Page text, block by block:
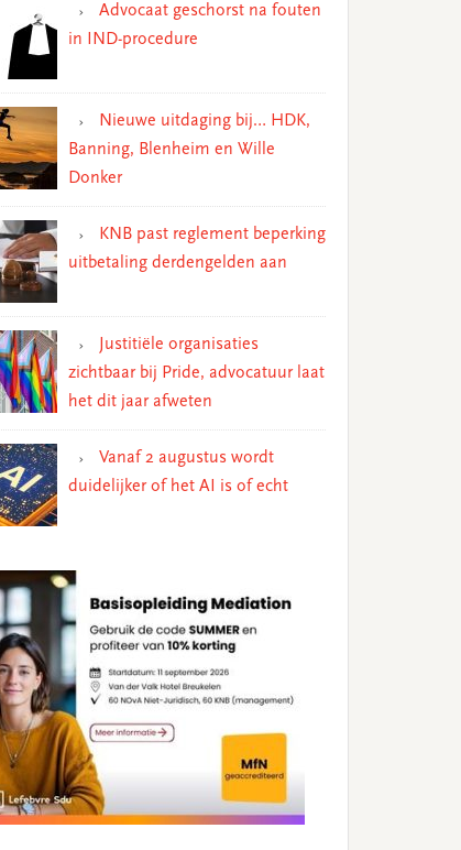
Advocaat geschorst na fouten
in IND-procedure
Nieuwe uitdaging bij… HDK,
Banning, Blenheim en Wille
Donker
KNB past reglement beperking
uitbetaling derdengelden aan
Justitiële organisaties
zichtbaar bij Pride, advocatuur laat
het dit jaar afweten
Vanaf 2 augustus wordt
duidelijker of het AI is of echt